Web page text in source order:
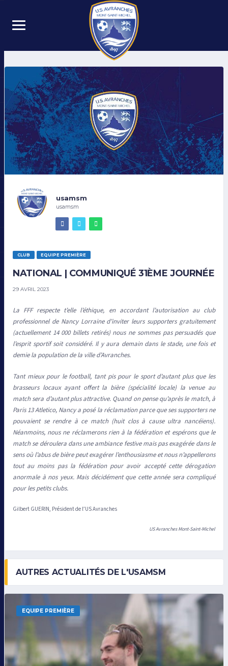
usamsm
usamsm
CLUB EQUIPE PREMIÈRE
NATIONAL | COMMUNIQUÉ 31ÈME JOURNÉE
29 AVRIL 2023
La FFF respecte t’elle l’éthique, en accordant l’autorisation au club
professionnel de Nancy Lorraine d’inviter leurs supporters gratuitement
(actuellement 14 000 billets retirés) nous ne sommes pas persuadés que
l’esprit sportif soit considéré. Il y aura demain dans le stade, une fois et
demie la population de la ville d’Avranches.
Tant mieux pour le football, tant pis pour le sport d’autant plus que les
brasseurs locaux ayant offert la bière (spécialité locale) la venue au
match sera d’autant plus attractive. Quand on pense qu’après le match, à
Paris 13 Atletico, Nancy a posé la réclamation parce que ses supporters ne
pouvaient se rendre à ce match (huit clos à cause ultra nancéiens).
Néanmoins, nous ne réclamerons rien à la fédération et espérons que le
match se déroulera dans une ambiance festive mais pas exagérée dans le
sens où l’abus de bière peut exagérer l’enthousiasme et nous n’appellerons
tout au moins pas la fédération pour avoir accepté cette dérogation
anormale à nos yeux. Mais décidément que cette année sera compliqué
pour les petits clubs.
Gilbert GUERIN, Président de l’US Avranches
US Avranches Mont-Saint-Michel
AUTRES ACTUALITÉS DE L'USAMSM
EQUIPE PREMIÈRE